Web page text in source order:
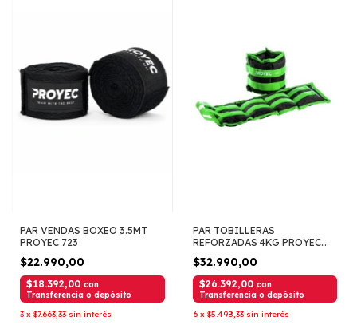
PAR VENDAS BOXEO 3.5MT
PROYEC 723
$22.990,00
$18.392,00 con
Transferencia o depósito
3 x $7.663,33 sin interés
PAR TOBILLERAS
REFORZADAS 4KG PROYEC
$32.990,00
$26.392,00 con
Transferencia o depósito
6 x $5.498,33 sin interés